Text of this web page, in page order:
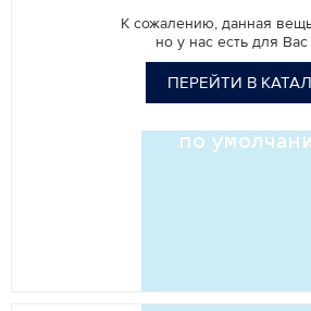
К сожалению, данная
но у нас есть для
ПЕРЕЙТИ В